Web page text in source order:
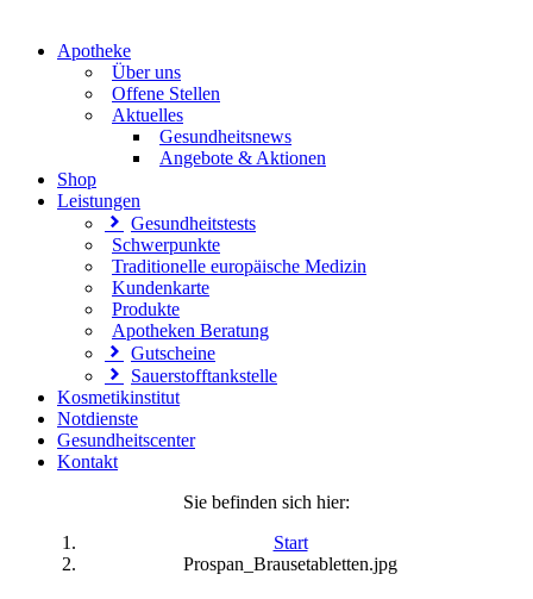
Apotheke
Über uns
Offene Stellen
Aktuelles
Gesundheitsnews
Angebote & Aktionen
Shop
Leistungen
Gesundheitstests
Schwerpunkte
Traditionelle europäische Medizin
Kundenkarte
Produkte
Apotheken Beratung
Gutscheine
Sauerstofftankstelle
Kosmetikinstitut
Notdienste
Gesundheitscenter
Kontakt
Sie befinden sich hier:
Start
Prospan_Brausetabletten.jpg